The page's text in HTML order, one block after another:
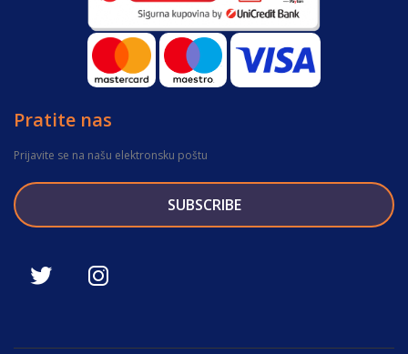
Pratite nas
Prijavite se na našu elektronsku poštu
SUBSCRIBE